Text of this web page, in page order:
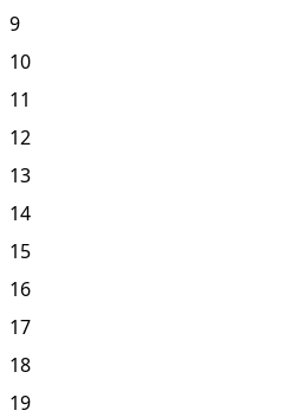
9
10
11
12
13
14
15
16
17
18
19